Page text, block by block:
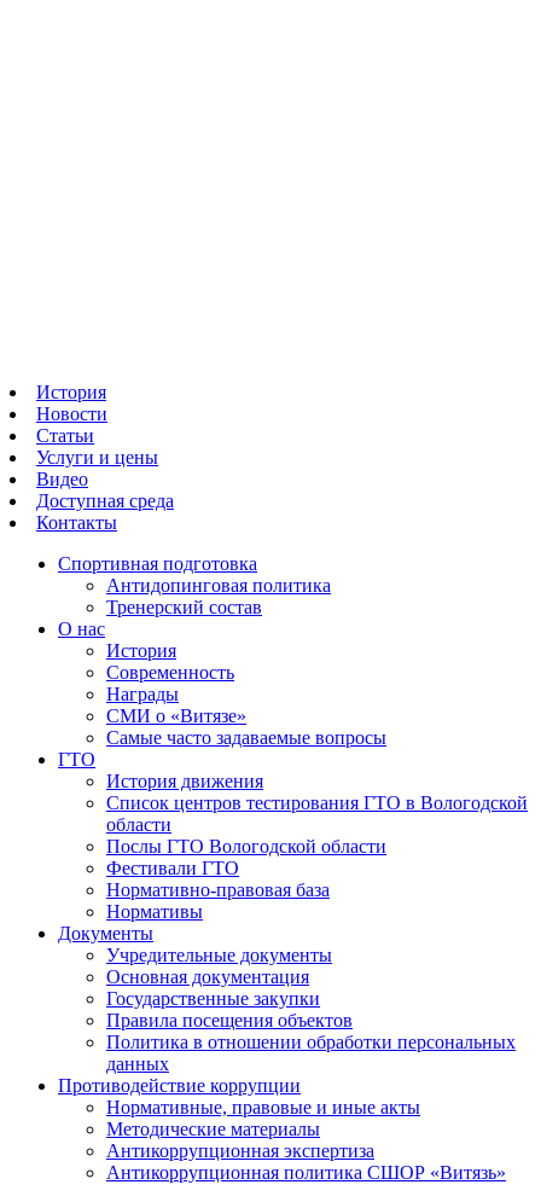
История
Новости
Статьи
Услуги и цены
Видео
Доступная среда
Контакты
Спортивная подготовка
Антидопинговая политика
Тренерский состав
О нас
История
Современность
Награды
СМИ о «Витязе»
Самые часто задаваемые вопросы
ГТО
История движения
Список центров тестирования ГТО в Вологодской
области
Послы ГТО Вологодской области
Фестивали ГТО
Нормативно-правовая база
Нормативы
Документы
Учредительные документы
Основная документация
Государственные закупки
Правила посещения объектов
Политика в отношении обработки персональных
данных
Противодействие коррупции
Нормативные, правовые и иные акты
Методические материалы
Антикоррупционная экспертиза
Антикоррупционная политика СШОР «Витязь»